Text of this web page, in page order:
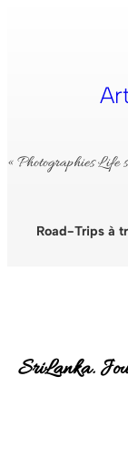
« Photographies Life
Road-Trips à
SriLanka.